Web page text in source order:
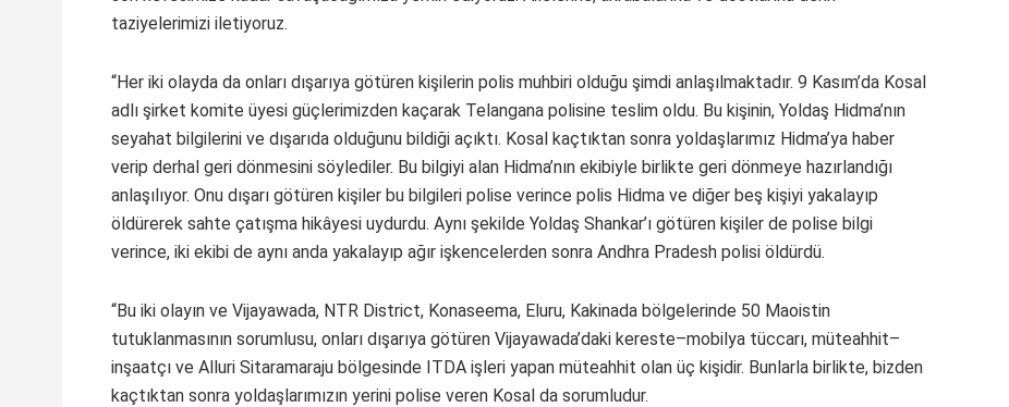
taziyelerimizi iletiyoruz.
“Her iki olayda da onları dışarıya götüren kişilerin polis muhbiri olduğu şimdi anlaşılmaktadır. 9 Kasım’da Kosal
adlı şirket komite üyesi güçlerimizden kaçarak Telangana polisine teslim oldu. Bu kişinin, Yoldaş Hidma’nın
seyahat bilgilerini ve dışarıda olduğunu bildiği açıktı. Kosal kaçtıktan sonra yoldaşlarımız Hidma’ya haber
verip derhal geri dönmesini söylediler. Bu bilgiyi alan Hidma’nın ekibiyle birlikte geri dönmeye hazırlandığı
anlaşılıyor. Onu dışarı götüren kişiler bu bilgileri polise verince polis Hidma ve diğer beş kişiyi yakalayıp
öldürerek sahte çatışma hikâyesi uydurdu. Aynı şekilde Yoldaş Shankar’ı götüren kişiler de polise bilgi
verince, iki ekibi de aynı anda yakalayıp ağır işkencelerden sonra Andhra Pradesh polisi öldürdü.
“Bu iki olayın ve Vijayawada, NTR District, Konaseema, Eluru, Kakinada bölgelerinde 50 Maoistin
tutuklanmasının sorumlusu, onları dışarıya götüren Vijayawada’daki kereste–mobilya tüccarı, müteahhit–
inşaatçı ve Alluri Sitaramaraju bölgesinde ITDA işleri yapan müteahhit olan üç kişidir. Bunlarla birlikte, bizden
kaçtıktan sonra yoldaşlarımızın yerini polise veren Kosal da sorumludur.